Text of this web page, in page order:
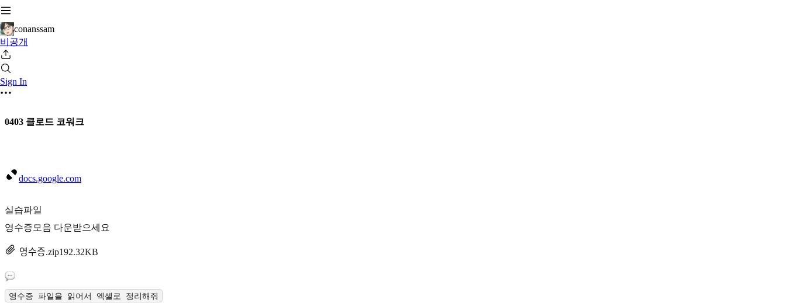
conanssam
비공개
Sign In
0403 클로드 코워크
docs.google.com
실습파일
영수증모음 다운받으세요
영수증.zip192.32KB
영수증 파일을 읽어서 엑셀로 정리해줘